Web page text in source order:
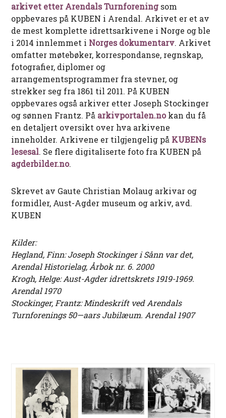
arkivet etter Arendals Turnforeningsom
oppbevares på KUBEN i Arendal. Arkivet er et av
de mest komplette idrettsarkivene i Norge og ble
i 2014 innlemmet i Norges dokumentarv. Arkivet
omfatter møtebøker, korrespondanse, regnskap,
fotografier, diplomer og
arrangementsprogrammer fra stevner, og
strekker seg fra 1861 til 2011. På KUBEN
oppbevares også arkiver etter Joseph Stockinger
og sønnen Frantz. På arkivportalen.nokan du få
en detaljert oversikt over hva arkivene
inneholder. Arkivene er tilgjengelig på KUBENs
lesesal. Se flere digitaliserte foto fra KUBEN på
agderbilder.no.
Skrevet av Gaute Christian Molaug arkivar og
formidler, Aust-Agder museum og arkiv, avd.
KUBEN
Kilder:
Hegland, Finn: Joseph Stockinger i Sånn var det,
Arendal Historielag, Årbok nr. 6. 2000
Krogh, Helge: Aust-Agder idrettskrets 1919-1969.
Arendal 1970
Stockinger, Frantz: Mindeskrift ved Arendals
Turnforenings 50—aars Jubilæum. Arendal 1907